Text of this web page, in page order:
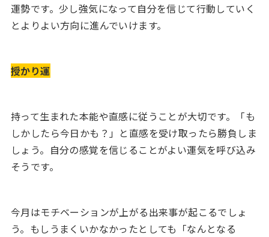
運勢です。少し強気になって自分を信じて行動していく
とよりよい方向に進んでいけます。
授かり運
持って生まれた本能や直感に従うことが大切です。「も
しかしたら今日かも？」と直感を受け取ったら勝負しま
しょう。自分の感覚を信じることがよい運気を呼び込み
そうです。
今月はモチベーションが上がる出来事が起こるでしょ
う。もしうまくいかなかったとしても「なんとなる